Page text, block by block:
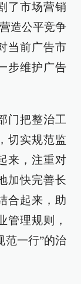
了市场营销
造公平竞争
当前广告市
步维护广告
门把整治工
切实规范监
来，注重对
加快完善长
合起来，助
管理规则，
范一行”的治